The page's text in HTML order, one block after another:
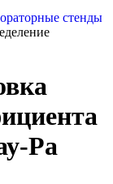
стенды
Ра